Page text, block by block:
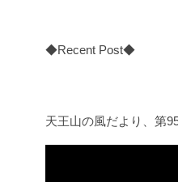
◆Recent Post◆
天王山の風だより、第